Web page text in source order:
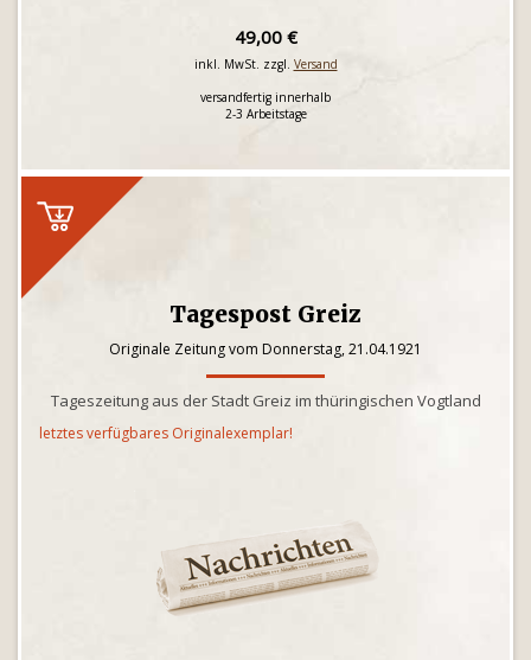
49,00 €
inkl. MwSt. zzgl. Versand
versandfertig innerhalb
2-3 Arbeitstage
Tagespost Greiz
Originale Zeitung vom Donnerstag, 21.04.1921
Tageszeitung aus der Stadt Greiz im thüringischen Vogtland
letztes verfügbares Originalexemplar!